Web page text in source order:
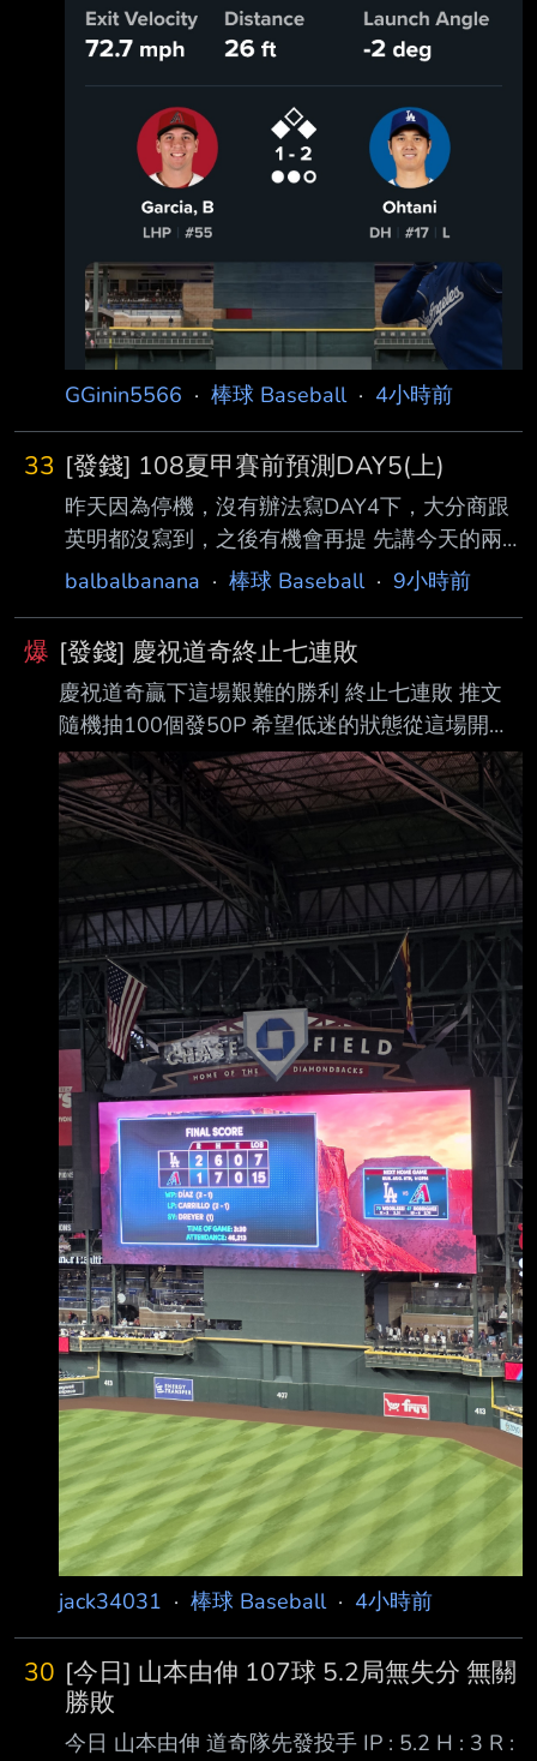
GGinin5566 · 棒球 Baseball· 4小時前
33 [發錢] 108夏甲賽前預測DAY5(上)
昨天因為停機，沒有辦法寫DAY4下，大分商跟
英明都沒寫到，之後有機會再提 先講今天的兩
場比賽 第1試合：新田（愛媛） vs 花卷東（岩
我看好花卷東，但沒有拉到七成以上。新田今年
其實不能小看，春季四國大會曾先後 擊敗英
明、高知商奪冠，證明他們面對甲子園等級球隊
也有競爭力；夏季愛媛大會前段更 曾打出15：
0、8：0的大比分。 不過花卷東整體的投手深
度、打線完成度以及全國大賽經 驗仍占優勢，
我認為新田前半段有能力咬住，但進入中後段後
花卷東的陣容深度會逐漸顯 現
balbalbanana · 棒球 Baseball· 9小時前
爆 [發錢] 慶祝道奇終止七連敗
慶祝道奇贏下這場艱難的勝利 終止七連敗 推文
隨機抽100個發50P 希望低迷的狀態從這場開始
觸底反彈 道奇加油！！！ --
jack34031 · 棒球 Baseball· 4小時前
30 [今日] 山本由伸 107球 5.2局無失分 無關
勝敗
今日 山本由伸 道奇隊先發投手 IP : 5.2 H : 3 R :